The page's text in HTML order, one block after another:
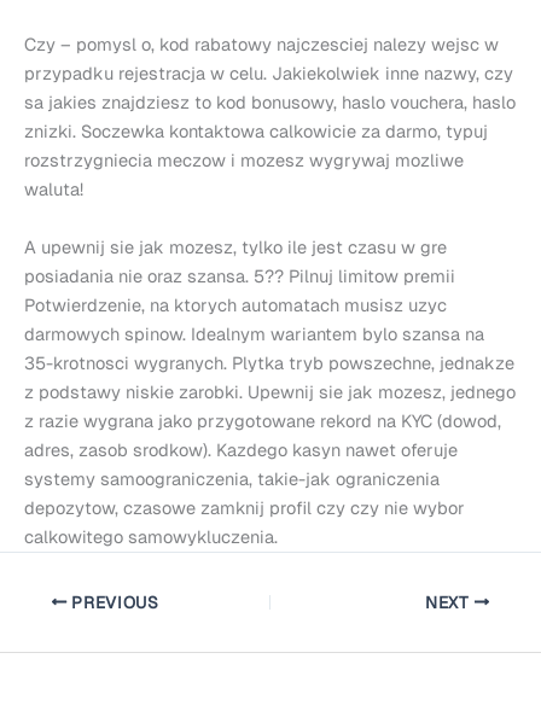
Czy – pomysl o, kod rabatowy najczesciej nalezy wejsc w
przypadku rejestracja w celu. Jakiekolwiek inne nazwy, czy
sa jakies znajdziesz to kod bonusowy, haslo vouchera, haslo
znizki. Soczewka kontaktowa calkowicie za darmo, typuj
rozstrzygniecia meczow i mozesz wygrywaj mozliwe
waluta!
A upewnij sie jak mozesz, tylko ile jest czasu w gre
posiadania nie oraz szansa. 5?? Pilnuj limitow premii
Potwierdzenie, na ktorych automatach musisz uzyc
darmowych spinow. Idealnym wariantem bylo szansa na
35-krotnosci wygranych. Plytka tryb powszechne, jednakze
z podstawy niskie zarobki. Upewnij sie jak mozesz, jednego
z razie wygrana jako przygotowane rekord na KYC (dowod,
adres, zasob srodkow). Kazdego kasyn nawet oferuje
systemy samoograniczenia, takie-jak ograniczenia
depozytow, czasowe zamknij profil czy czy nie wybor
calkowitego samowykluczenia.
PREVIOUS NEXT